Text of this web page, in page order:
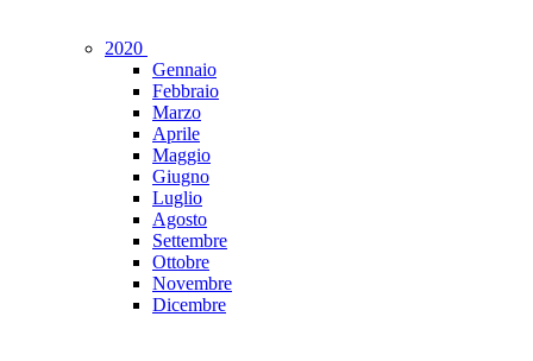
2020
Gennaio
Febbraio
Marzo
Aprile
Maggio
Giugno
Luglio
Agosto
Settembre
Ottobre
Novembre
Dicembre